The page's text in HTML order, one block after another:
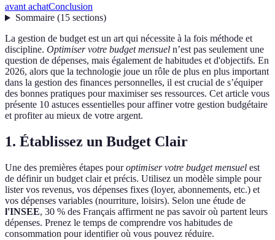
avant achatConclusion
Sommaire(15 sections)
La gestion de budget est un art qui nécessite à la fois méthode et
discipline. Optimiser votre budget mensuel n’est pas seulement une
question de dépenses, mais également de habitudes et d'objectifs. En
2026, alors que la technologie joue un rôle de plus en plus important
dans la gestion des finances personnelles, il est crucial de s’équiper
des bonnes pratiques pour maximiser ses ressources. Cet article vous
présente 10 astuces essentielles pour affiner votre gestion budgétaire
et profiter au mieux de votre argent.
1. Établissez un Budget Clair
Une des premières étapes pouroptimiser votre budget mensuel est
de définir un budget clair et précis. Utilisez un modèle simple pour
lister vos revenus, vos dépenses fixes (loyer, abonnements, etc.) et
vos dépenses variables (nourriture, loisirs). Selon une étude de
l'INSEE, 30 % des Français affirment ne pas savoir où partent leurs
dépenses. Prenez le temps de comprendre vos habitudes de
consommation pour identifier où vous pouvez réduire.